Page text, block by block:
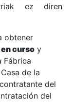
ez diren
obtener
curso y
Fábrica
de la
del
del